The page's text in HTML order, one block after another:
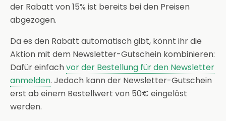
der Rabatt von 15% ist bereits bei den Preisen
abgezogen.
Da es den Rabatt automatisch gibt, könnt ihr die
Aktion mit dem Newsletter-Gutschein kombinieren:
Dafür einfachvor der Bestellung für den Newsletter
anmelden. Jedoch kann der Newsletter-Gutschein
erst ab einem Bestellwert von 50€ eingelöst
werden.